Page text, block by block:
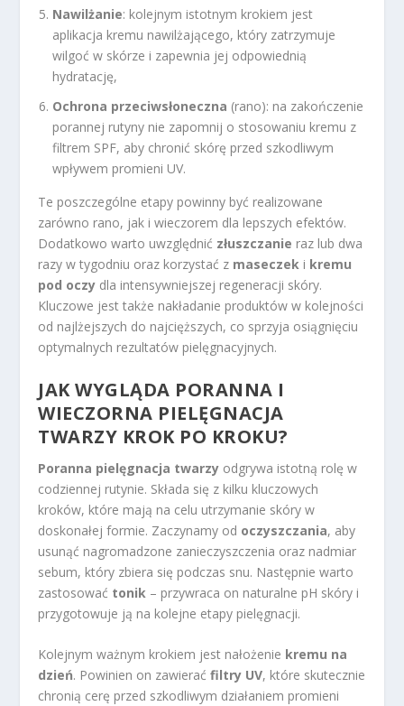
Nawilżanie: kolejnym istotnym krokiem jest
aplikacja kremu nawilżającego, który zatrzymuje
wilgoć w skórze i zapewnia jej odpowiednią
hydratację,
Ochrona przeciwsłoneczna (rano): na zakończenie
porannej rutyny nie zapomnij o stosowaniu kremu z
filtrem SPF, aby chronić skórę przed szkodliwym
wpływem promieni UV.
Te poszczególne etapy powinny być realizowane
zarówno rano, jak i wieczorem dla lepszych efektów.
Dodatkowo warto uwzględnić złuszczanie raz lub dwa
razy w tygodniu oraz korzystać z maseczek i kremu
pod oczy dla intensywniejszej regeneracji skóry.
Kluczowe jest także nakładanie produktów w kolejności
od najlżejszych do najcięższych, co sprzyja osiągnięciu
optymalnych rezultatów pielęgnacyjnych.
JAK WYGLĄDA PORANNA I
WIECZORNA PIELĘGNACJA
TWARZY KROK PO KROKU?
Poranna pielęgnacja twarzy odgrywa istotną rolę w
codziennej rutynie. Składa się z kilku kluczowych
kroków, które mają na celu utrzymanie skóry w
doskonałej formie. Zaczynamy od oczyszczania, aby
usunąć nagromadzone zanieczyszczenia oraz nadmiar
sebum, który zbiera się podczas snu. Następnie warto
zastosować tonik – przywraca on naturalne pH skóry i
przygotowuje ją na kolejne etapy pielęgnacji.
Kolejnym ważnym krokiem jest nałożenie kremu na
dzień. Powinien on zawieraćfiltry UV, które skutecznie
chronią cerę przed szkodliwym działaniem promieni